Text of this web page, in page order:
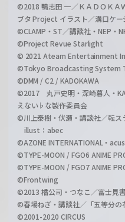
©2018 鴨志田 一／ＫＡＤＯＫ
ブタ Project イラスト／溝口ケー
©CLAMP・ST／講談社・NEP・
©Project Revue Starlight
© 2021 Ateam Entertainment
©Tokyo Broadcasting System
©DMM / C2 / KADOKAWA
©2017 丸戸史明・深崎暮人・
えない♭な製作委員会
©川上泰樹・伏瀬・講談社／転ス
illust：abec
©AZONE INTERNATIONAL・
©TYPE-MOON / FGO6 ANIME
©TYPE-MOON / FGO7 ANIME
©Frontwing
©2013 橘公司・つなこ／富士見
©春場ねぎ・講談社／「五等分の
©2001-2020 CIRCUS